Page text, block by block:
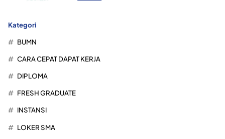
Kategori
BUMN
CARA CEPAT DAPAT KERJA
DIPLOMA
FRESH GRADUATE
INSTANSI
LOKER SMA